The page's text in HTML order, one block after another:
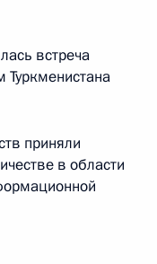
встреча
Туркменистана
приняли
в области